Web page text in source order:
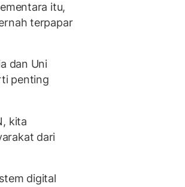
itu,
terpapar
dan Uni
penting
kita
dari
digital